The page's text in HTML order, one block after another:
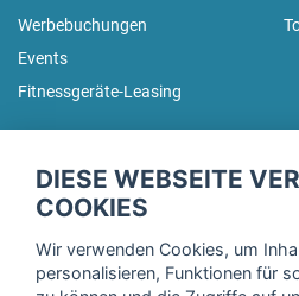
Werbebuchungen
Events
Fitnessgeräte-Leasing
Trage dich hier für unseren
DIESE WEBSEITE
COOKIES
Wir verwenden Cookies, um
personalisieren, Funktionen für